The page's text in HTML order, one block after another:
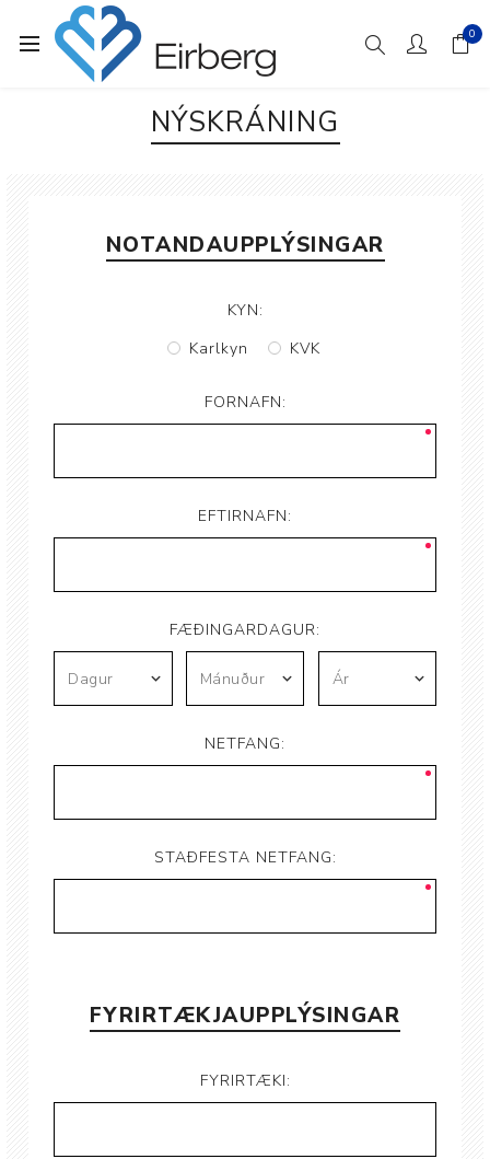
0
NÝSKRÁNING
NOTANDAUPPLÝSINGAR
KYN:
Karlkyn
KVK
FORNAFN:
EFTIRNAFN:
FÆÐINGARDAGUR:
NETFANG:
STAÐFESTA NETFANG:
FYRIRTÆKJAUPPLÝSINGAR
FYRIRTÆKI: